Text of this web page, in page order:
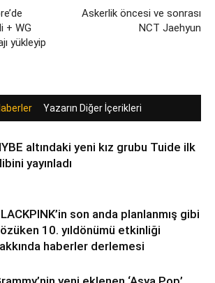
+ WG
yükleyip
Askerlik öncesi ve sonrası
NCT Jaehyun
Yazarın Diğer İçerikleri
altındaki yeni kız grubu Tuide ilk
yayınladı
son anda planlanmış gibi
10. yıldönümü etkinliği
haberler derlemesi